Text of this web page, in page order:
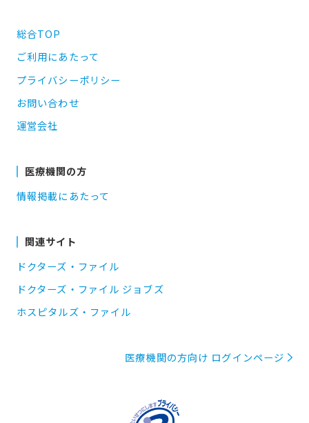
総合TOP
ご利用にあたって
プライバシーポリシー
お問い合わせ
運営会社
医療機関の方
情報掲載にあたって
関連サイト
ドクターズ・ファイル
ドクターズ・ファイル ジョブズ
ホスピタルズ・ファイル
医療機関の方向け ログインページ